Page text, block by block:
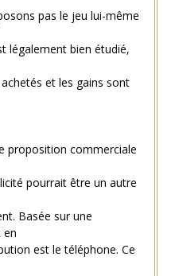
pas le jeu lui-même
légalement bien étudié,
et les gains sont
proposition commerciale
pourrait être un autre
Basée sur une
en
est le téléphone. Ce